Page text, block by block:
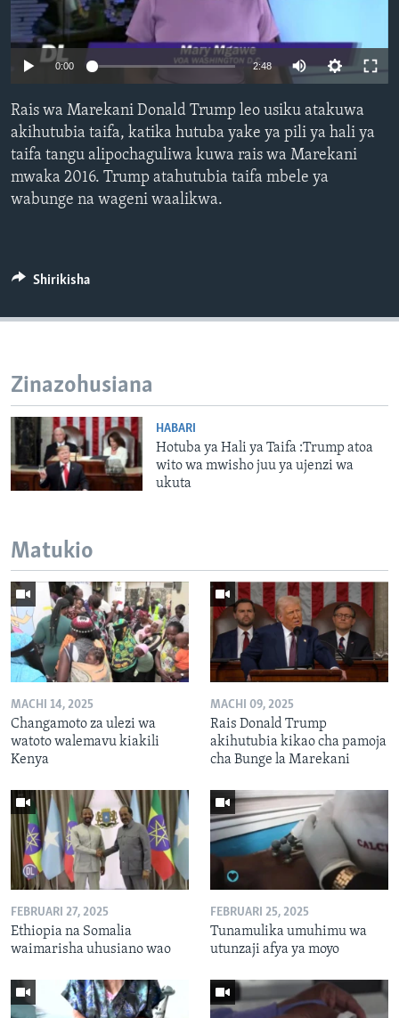
0:00 2:48
Rais wa Marekani Donald Trump leo usiku atakuwa
akihutubia taifa, katika hutuba yake ya pili ya hali ya
taifa tangu alipochaguliwa kuwa rais wa Marekani
mwaka 2016. Trump atahutubia taifa mbele ya
wabunge na wageni waalikwa.
Shirikisha
Zinazohusiana
HABARI
Hotuba ya Hali ya Taifa :Trump atoa
wito wa mwisho juu ya ujenzi wa
ukuta
Matukio
MACHI 14, 2025
Changamoto za ulezi wa
watoto walemavu kiakili
Kenya
MACHI 09, 2025
Rais Donald Trump
akihutubia kikao cha pamoja
cha Bunge la Marekani
FEBRUARI 27, 2025
Ethiopia na Somalia
waimarisha uhusiano wao
FEBRUARI 25, 2025
Tunamulika umuhimu wa
utunzaji afya ya moyo